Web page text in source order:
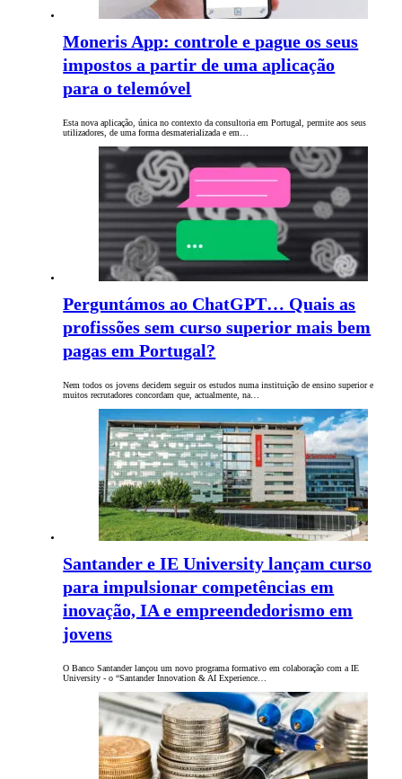
Moneris App: controle e pague os seus
impostos a partir de uma aplicação
para o telemóvel
Esta nova aplicação, única no contexto da consultoria em Portugal, permite aos seus
utilizadores, de uma forma desmaterializada e em…
Perguntámos ao ChatGPT… Quais as
profissões sem curso superior mais bem
pagas em Portugal?
Nem todos os jovens decidem seguir os estudos numa instituição de ensino superior e
muitos recrutadores concordam que, actualmente, na…
Santander e IE University lançam curso
para impulsionar competências em
inovação, IA e empreendedorismo em
jovens
O Banco Santander lançou um novo programa formativo em colaboração com a IE
University - o “Santander Innovation & AI Experience…